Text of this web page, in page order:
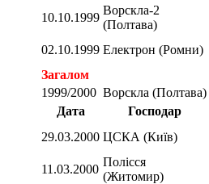
10.10.1999
Ворскла-2
(Полтава)
02.10.1999 Електрон (Ромни)
Загалом
1999/2000 Ворскла (Полтава)
Дата
Господар
29.03.2000 ЦСКА (Київ)
11.03.2000
Полісся
(Житомир)